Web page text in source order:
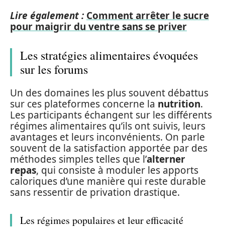
Lire également : Comment arrêter le sucre
pour maigrir du ventre sans se priver
Les stratégies alimentaires évoquées
sur les forums
Un des domaines les plus souvent débattus
sur ces plateformes concerne la nutrition.
Les participants échangent sur les différents
régimes alimentaires qu’ils ont suivis, leurs
avantages et leurs inconvénients. On parle
souvent de la satisfaction apportée par des
méthodes simples telles que l’alterner
repas, qui consiste à moduler les apports
caloriques d’une manière qui reste durable
sans ressentir de privation drastique.
Les régimes populaires et leur efficacité